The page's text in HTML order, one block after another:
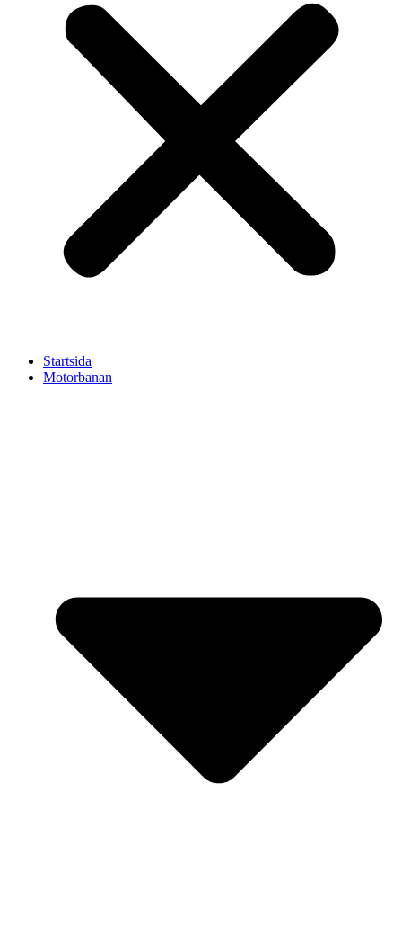
Startsida
Motorbanan